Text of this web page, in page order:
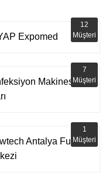
Expomed
12
Müşteri
Makinesi
7
Müşteri
Antalya Fuar
1
Müşteri